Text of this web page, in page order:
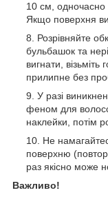
10 см,
Якщо поверхня
Розрівняйте
бульбашок та
вигнати, візьміть
прилипне без
У разі
феном для
наклейки, потім
Не
поверхню
раз якісно може
Важливо!